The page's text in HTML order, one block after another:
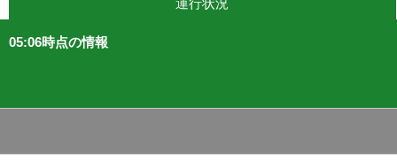
運行状況
05:06時点の情報